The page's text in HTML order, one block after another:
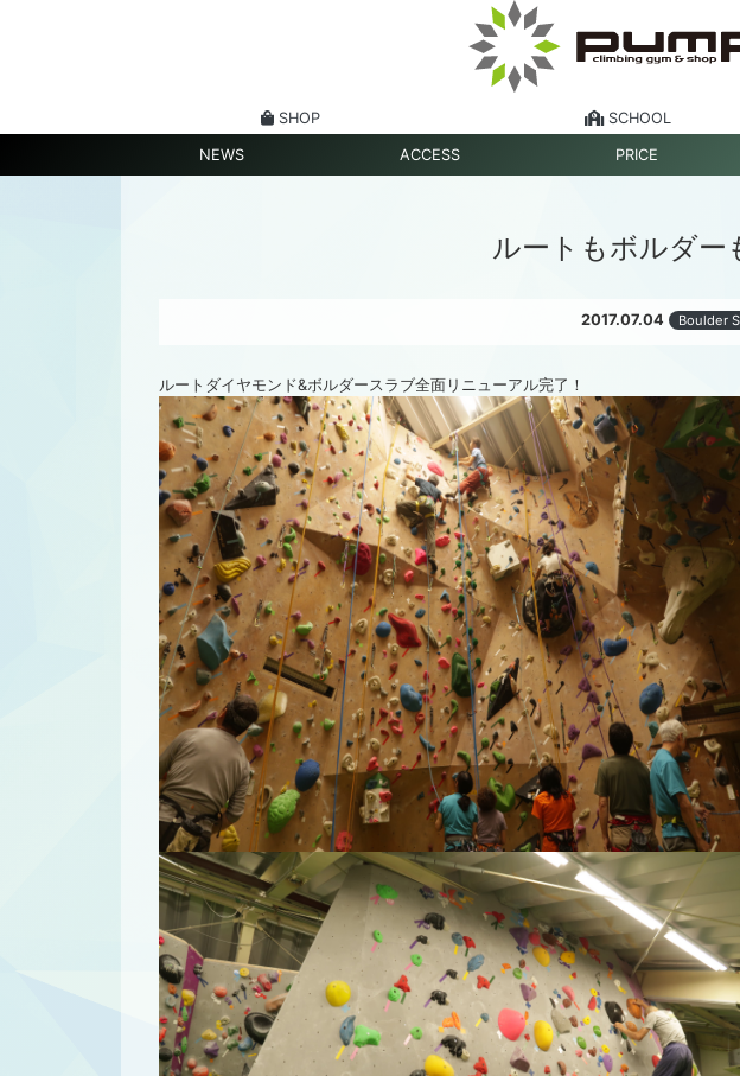
SHOP SCHOOL
NEWS ACCESS PRICE
ルートもボルダー
2017.07.04 Boulder
ルートダイヤモンド&ボルダースラブ全面リニューアル完了！